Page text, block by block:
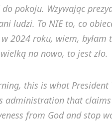
pokoju. Wzywając
ludzi. To NIE to, co
2024 roku, wiem,
na nowo, to jest zło.
this is what President
administration that
from God and stop